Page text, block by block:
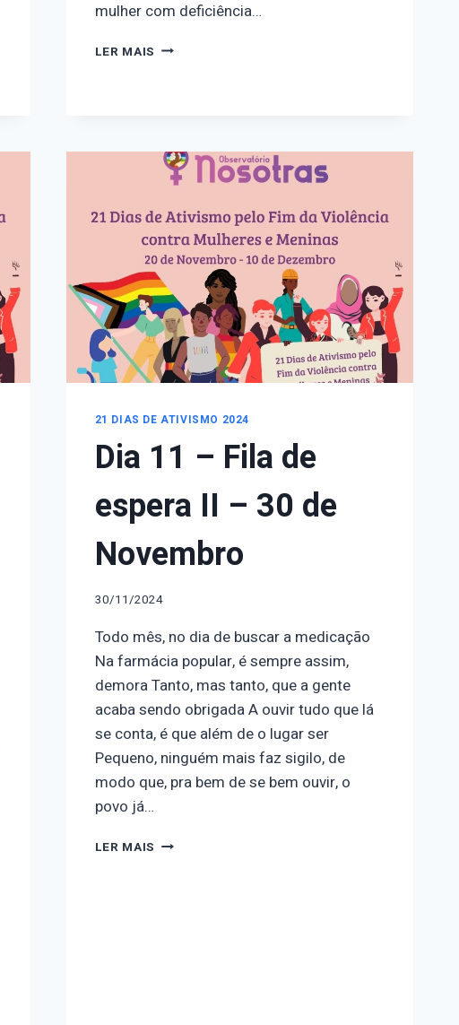
mulher com deficiência…
LER MAIS DIA
LUTA
DAS
COM
DEFICIÊNCIA
-
VIOLÊNCIA
DOMÉSTICA
CONTRA
A
MULHER
DEFICIENTE
–
DE
DEZEMBRO
21 DIAS DE ATIVISMO 2024
Dia 11 – Fila de
espera II – 30 de
Novembro
30/11/2024
Todo mês, no dia de buscar a medicação
Na farmácia popular, é sempre assim,
demora Tanto, mas tanto, que a gente
acaba sendo obrigada A ouvir tudo que lá
se conta, é que além de o lugar ser
Pequeno, ninguém mais faz sigilo, de
modo que, pra bem de se bem ouvir, o
povo já…
LER MAIS DIA